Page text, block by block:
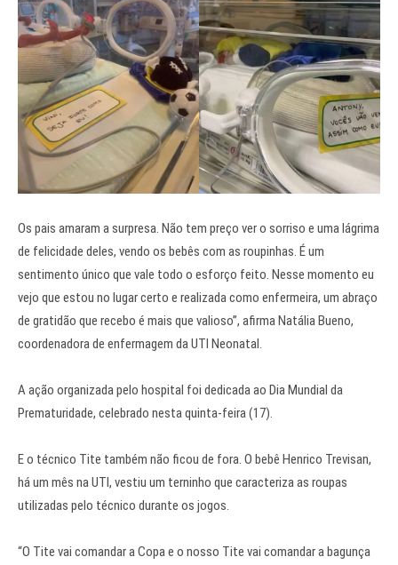
Os pais amaram a surpresa. Não tem preço ver o sorriso e uma lágrima
de felicidade deles, vendo os bebês com as roupinhas. É um
sentimento único que vale todo o esforço feito. Nesse momento eu
vejo que estou no lugar certo e realizada como enfermeira, um abraço
de gratidão que recebo é mais que valioso”, afirma Natália Bueno,
coordenadora de enfermagem da UTI Neonatal.
A ação organizada pelo hospital foi dedicada ao Dia Mundial da
Prematuridade, celebrado nesta quinta-feira (17).
E o técnico Tite também não ficou de fora. O bebê Henrico Trevisan,
há um mês na UTI, vestiu um terninho que caracteriza as roupas
utilizadas pelo técnico durante os jogos.
“O Tite vai comandar a Copa e o nosso Tite vai comandar a bagunça